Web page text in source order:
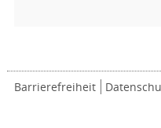
Barrierefreiheit